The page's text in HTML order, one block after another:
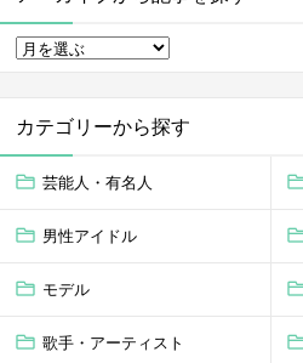
カテゴリーから探す
芸能人・有名人
男性アイドル
モデル
歌手・アーティスト